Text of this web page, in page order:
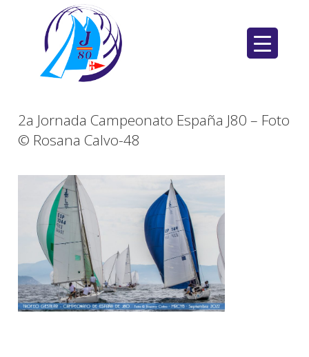
2a Jornada Campeonato España J80 – Foto
© Rosana Calvo-48